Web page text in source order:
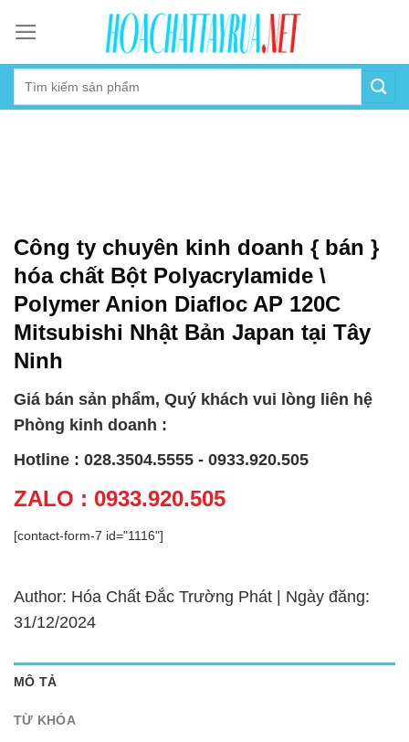
content
Công ty chuyên kinh doanh { bán }
hóa chất Bột Polyacrylamide \
Polymer Anion Diafloc AP 120C
Mitsubishi Nhật Bản Japan tại Tây
Ninh
Giá bán sản phẩm, Quý khách vui lòng liên hệ
Phòng kinh doanh :
Hotline : 028.3504.5555 - 0933.920.505
ZALO : 0933.920.505
[contact-form-7 id="1116"]
Author: Hóa Chất Đắc Trường Phát | Ngày đăng:
31/12/2024
MÔ TẢ
TỪ KHÓA